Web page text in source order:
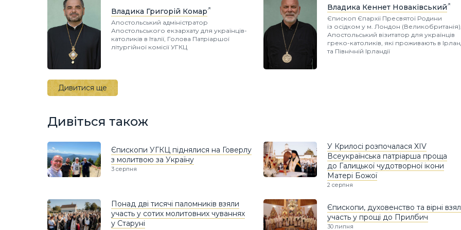
Владика Григорій Комар
Апостольський адміністратор
Апостольського екзархату для українців-
католиків в Італії, Голова Патріаршої
літургійної комісії УГКЦ
Владика Кеннет Новаківський
Єпископ Єпархії Пресвятої Родини
із осідком у м. Лондон (Великобританія),
Апостольський візитатор для українців
греко-католиків, які проживають в
та Північній Ірландії
Дивитися ще
Дивіться також
Єпископи УГКЦ піднялися на Говерлу
з молитвою за Україну
3 серпня
У Крилосі розпочалася XIV
Всеукраїнська патріарша проща
до Галицької чудотворної ікони
Матері Божої
2 серпня
Понад дві тисячі паломників взяли
участь у сотих молитовних чуваннях
у Старуні
Єпископи, духовенство та вірні
участь у прощі до Прилбич
30 липня